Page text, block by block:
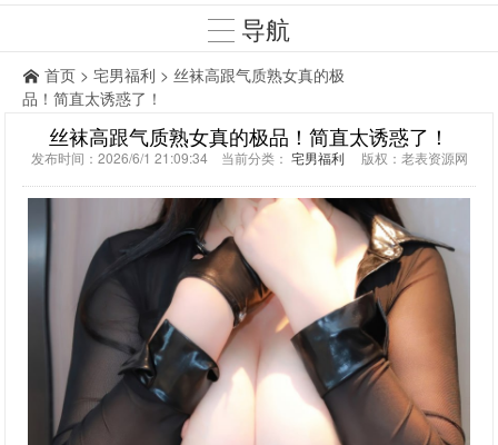
导航
首页 > 宅男福利 > 丝袜高跟气质熟女真的极
品！简直太诱惑了！
丝袜高跟气质熟女真的极品！简直太诱惑了！
发布时间：2026/6/1 21:09:34 当前分类： 宅男福利 版权：老表资源网